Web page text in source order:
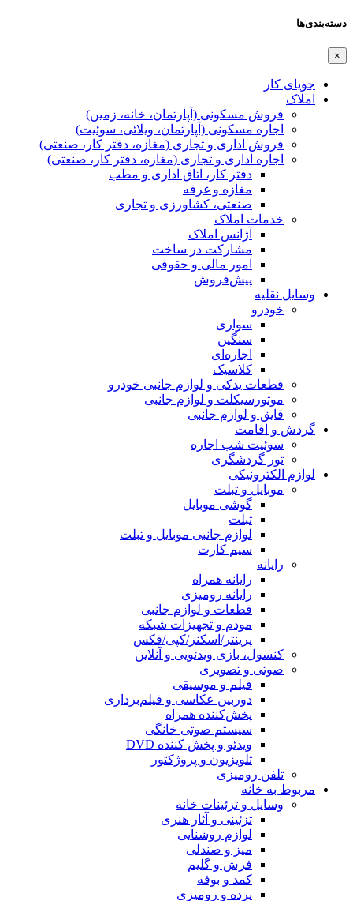
دسته‌بندی‌ها
×
جویای کار
املاک
فروش مسکونی (آپارتمان، خانه، زمین)
اجاره مسکونی (آپارتمان، ویلائی، سوئیت)
فروش اداری و تجاری (مغازه، دفتر کار، صنعتی)
اجاره اداری و تجاری (مغازه، دفتر کار، صنعتی)
دفتر کار، اتاق اداری و مطب
مغازه و غرفه
صنعتی،‌ کشاورزی و تجاری
خدمات املاک
آژانس املاک
مشارکت در ساخت
امور مالی و حقوقی
پیش‌فروش
وسایل نقلیه
خودرو
سواری
سنگین
اجاره‌ای
کلاسیک
قطعات یدکی و لوازم جانبی خودرو
موتورسیکلت و لوازم جانبی
قایق و لوازم جانبی
گردش و اقامت
سوئیت شب اجاره
تور گردشگری
لوازم الکترونیکی
موبایل و تبلت
گوشی موبایل
تبلت
لوازم جانبی موبایل و تبلت
سیم کارت
رایانه
رایانه همراه
رایانه رومیزی
قطعات و لوازم جانبی
مودم و تجهیزات شبکه
پرینتر/اسکنر/کپی/فکس
کنسول، بازی‌ ویدئویی و آنلاین
صوتی و تصویری
فیلم و موسیقی
دوربین عکاسی و فیلم‌برداری
پخش‌کننده همراه
سیستم صوتی خانگی
ویدئو و پخش کننده DVD
تلویزیون و پروژکتور
تلفن رومیزی
مربوط به خانه
وسایل و تزئینات خانه
تزئینی و آثار هنری
لوازم روشنایی
میز و صندلی
فرش و گلیم
کمد و بوفه
پرده و رومیزی